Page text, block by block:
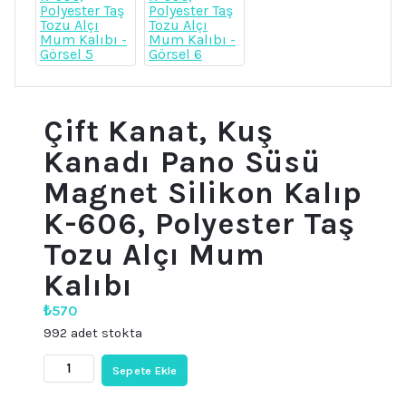
Çift Kanat, Kuş
Kanadı Pano Süsü
Magnet Silikon Kalıp
K-606, Polyester Taş
Tozu Alçı Mum
Kalıbı
₺570
992 adet stokta
Çift
Kanat,
Sepete Ekle